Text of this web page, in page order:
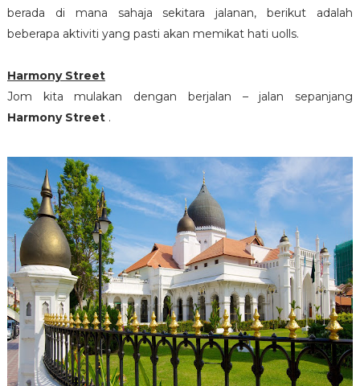
berada di mana sahaja sekitara jalanan, berikut adalah
beberapa aktiviti yang pasti akan memikat hati uolls.
Harmony Street
Jom kita mulakan dengan berjalan – jalan sepanjang
Harmony Street.